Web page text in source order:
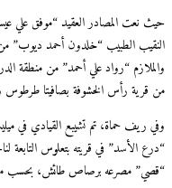
حيث نعت المصادر العقيد “موفق علي
النقيب الطبيب “خلدون أحمد ديوب” من
والملازم “رواد علي أحمد” من منطقة
من قرية رأس الخشوفة بصافيتا طرطوس
وفي ريف حماة، تم تشيبع القيادي في
“درع الأسد” في قريته بتعلوس التابعة
“قصي” مصرعه برصاص طائش، بحسب ما